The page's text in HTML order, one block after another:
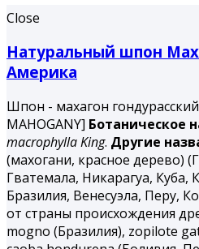
Close
Натуральный шпон
Америка
Шпон - махагон гондурасский
MAHOGANY] Ботаническое
macrophylla King. Другие
(махогани, красное дерево)
Гватемала, Никарагуа, Куба,
Бразилия, Венесуэла, Перу,
от страны происхождения
mogno (Бразилия), zopilote